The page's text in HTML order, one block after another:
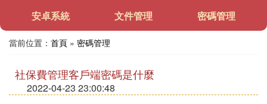
安卓系統 文件管理 密碼管理
當前位置： 首頁 » 密碼管理
社保費管理客戶端密碼是什麼
2022-04-23 23:00:48